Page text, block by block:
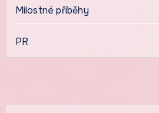
Milostné příběhy
PR